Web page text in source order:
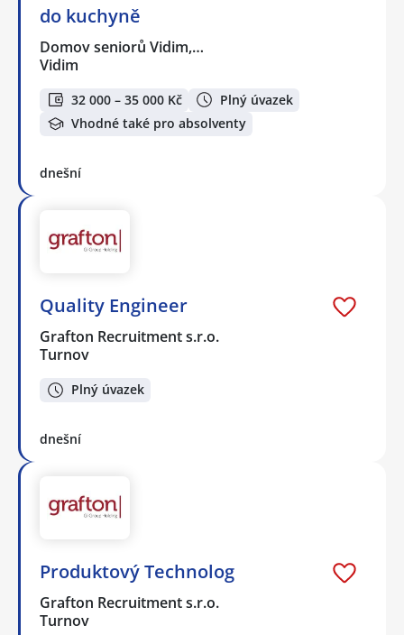
do kuchyně
Domov seniorů Vidim,…
Vidim
32 000 – 35 000 Kč
Plný úvazek
Vhodné také pro absolventy
dnešní
Quality Engineer
Grafton Recruitment s.r.o.
Turnov
Plný úvazek
dnešní
Produktový Technolog
Grafton Recruitment s.r.o.
Turnov